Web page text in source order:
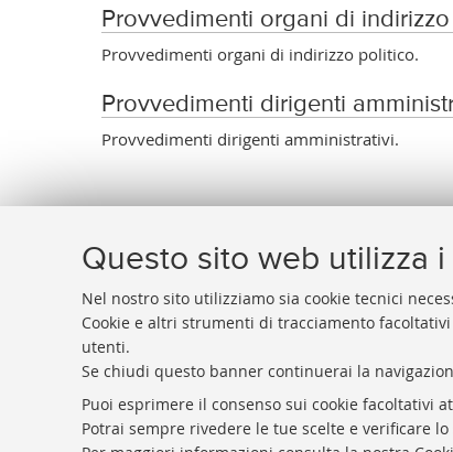
Questo sito web utilizza
Nel nostro sito utilizziamo sia cookie tecnici
Cookie e altri strumenti di tracciamento
utenti.
Se chiudi questo banner continuerai la
Puoi esprimere il consenso sui cookie facoltativi
Potrai sempre rivedere le tue scelte e verificare
Provvedimenti organi di
Provvedimenti organi di indirizzo politico.
Provvedimenti dirigenti
Provvedimenti dirigenti amministrativi.
FONDAZIONEALMAMATER
Dove siamo e contatti
C.F.: 92049880377
Privacy